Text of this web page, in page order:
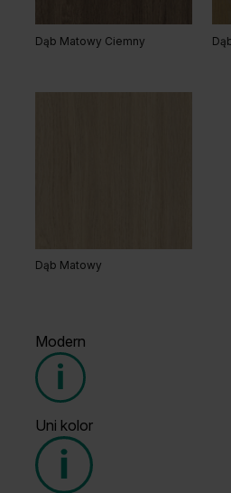
Dąb Matowy Ciemny
Dąb Matowy
Modern
Grupa cenowa (2)
Uni kolor